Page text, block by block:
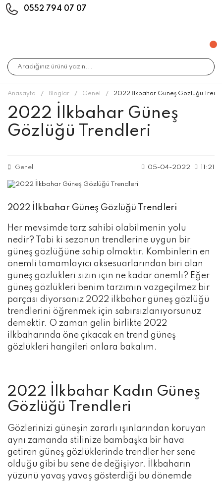
0552 794 07 07
Anasayfa Bloglar Genel 2022 İlkbahar Güneş Gözlüğü
2022 İlkbahar Güneş
Gözlüğü Trendleri
Genel 05-04-2022 11:21
2022 İlkbahar Güneş Gözlüğü Trendleri
Her mevsimde tarz sahibi olabilmenin yolu
nedir? Tabi ki sezonun trendlerine uygun bir
güneş gözlüğüne sahip olmaktır. Kombinlerin en
önemli tamamlayıcı aksesuarlarından biri olan
güneş gözlükleri sizin için ne kadar önemli? Eğer
güneş gözlükleri benim tarzımın vazgeçilmez bir
parçası diyorsanız 2022 ilkbahar güneş gözlüğü
trendlerini öğrenmek için sabırsızlanıyorsunuz
demektir. O zaman gelin birlikte 2022
ilkbaharında öne çıkacak en trend güneş
gözlükleri hangileri onlara bakalım.
2022 İlkbahar Kadın Güneş
Gözlüğü Trendleri
Gözlerinizi güneşin zararlı ışınlarından koruyan
aynı zamanda stilinize bambaşka bir hava
getiren güneş gözlüklerinde trendler her sene
olduğu gibi bu sene de değişiyor. İlkbaharın
yüzünü yavaş yavaş gösterdiği bu dönemde